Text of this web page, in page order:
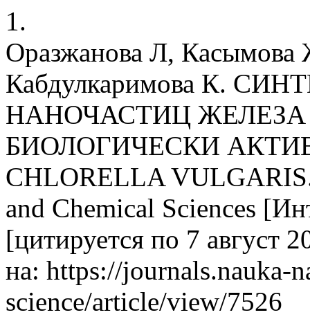
1.
Оразжанова Л,
Кабдулкаримова К.
НАНОЧАСТИЦ
БИОЛОГИЧЕСКИ
CHLORELLA
and Chemical Sciences
[цитируется по 7 август
на: https://journals.nauka-
science/article/view/7526